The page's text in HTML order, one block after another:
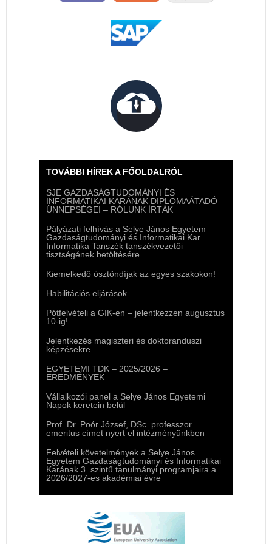
TOVÁBBI HÍREK A FŐOLDALRÓL
SJE GAZDASÁGTUDOMÁNYI ÉS
INFORMATIKAI KARÁNAK DIPLOMAÁTADÓ
ÜNNEPSÉGEI – RÓLUNK ÍRTÁK
Pályázati felhívás a Selye János Egyetem
Gazdaságtudományi és Informatikai Kar
Informatika Tanszék tanszékvezetői
tisztségének betöltésére
Kiemelkedő ösztöndíjak az egyes szakokon!
Habilitációs eljárások
Pótfelvételi a GIK-en – jelentkezzen augusztus
10-ig!
Jelentkezés magiszteri és doktoranduszi
képzésekre
EGYETEMI TDK – 2025/2026 –
EREDMÉNYEK
Vállalkozói panel a Selye János Egyetemi
Napok keretein belül
Prof. Dr. Poór József, DSc. professzor
emeritus címet nyert el intézményünkben
Felvételi követelmények a Selye János
Egyetem Gazdaságtudományi és Informatikai
Karának 3. szintű tanulmányi programjaira a
2026/2027-es akadémiai évre